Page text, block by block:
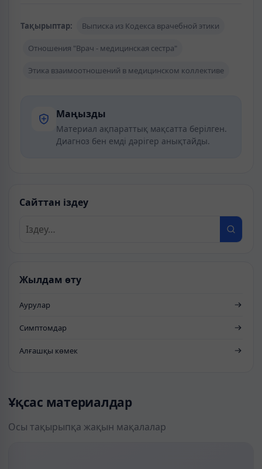
Тақырыптар: Выписка из Кодекса врачебной этики
Отношения "Врач - медицинская сестра"
Этика взаимоотношений в медицинском коллективе
Маңызды
Материал ақпараттық мақсатта берілген.
Диагноз бен емді дәрігер анықтайды.
Сайттан іздеу
Жылдам өту
Аурулар
Симптомдар
Алғашқы көмек
Ұқсас материалдар
Осы тақырыпқа жақын мақалалар